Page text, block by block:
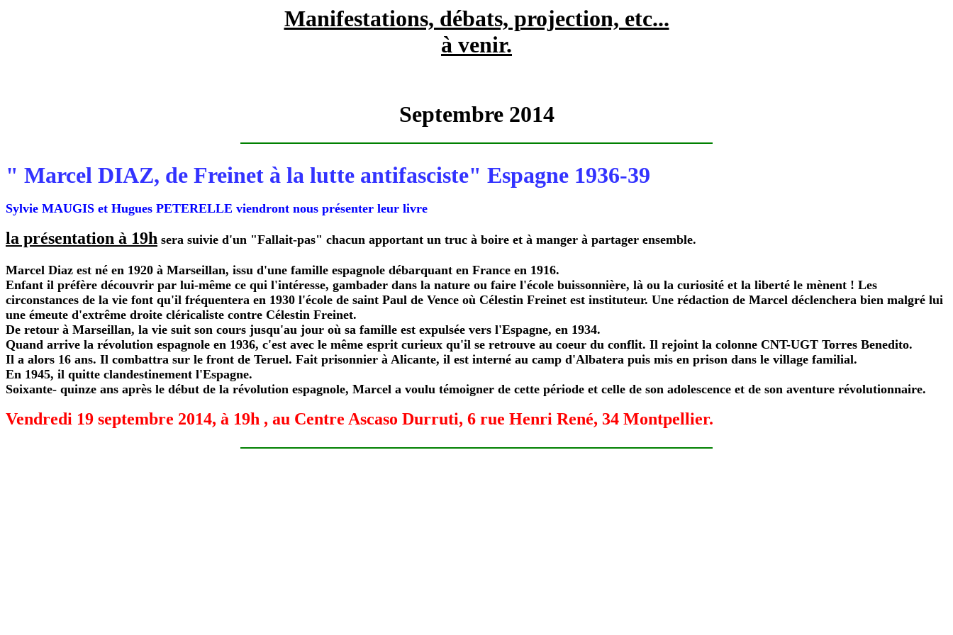
Manifestations, débats, projection, etc...
à venir.
Septembre 2014
" Marcel DIAZ, de Freinet à la lutte antifasciste" Espagne 1936-39
Sylvie MAUGIS et Hugues PETERELLE viendront nous présenter leur livre
la présentation à 19h sera suivie d'un "Fallait-pas" chacun apportant un truc à boire et à manger à partager ensemble.
Marcel Diaz est né en 1920 à Marseillan, issu d'une famille espagnole débarquant en France en 1916.
Enfant il préfère découvrir par lui-même ce qui l'intéresse, gambader dans la nature ou faire l'école buissonnière, là ou la curiosité et la liberté le mènent ! Les
circonstances de la vie font qu'il fréquentera en 1930 l'école de saint Paul de Vence où Célestin Freinet est instituteur. Une rédaction de Marcel déclenchera bien malgré lui
une émeute d'extrême droite cléricaliste contre Célestin Freinet.
De retour à Marseillan, la vie suit son cours jusqu'au jour où sa famille est expulsée vers l'Espagne, en 1934.
Quand arrive la révolution espagnole en 1936, c'est avec le même esprit curieux qu'il se retrouve au coeur du conflit. Il rejoint la colonne CNT-UGT Torres Benedito.
Il a alors 16 ans. Il combattra sur le front de Teruel. Fait prisonnier à Alicante, il est interné au camp d'Albatera puis mis en prison dans le village familial.
En 1945, il quitte clandestinement l'Espagne.
Soixante- quinze ans après le début de la révolution espagnole, Marcel a voulu témoigner de cette période et celle de son adolescence et de son aventure révolutionnaire.
Vendredi 19 septembre 2014, à 19h , au Centre Ascaso Durruti, 6 rue Henri René, 34 Montpellier.